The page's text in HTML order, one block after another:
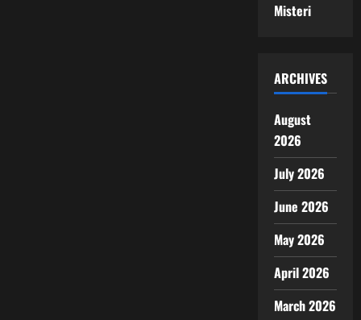
Misteri
ARCHIVES
August
2026
July 2026
June 2026
May 2026
April 2026
March 2026